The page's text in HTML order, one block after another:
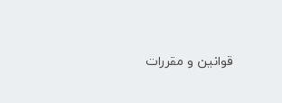
قوانین و مقررات